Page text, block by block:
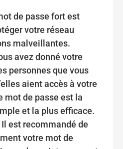
de passe fort est
votre réseau
malveillantes.
avez donné votre
personnes que vous
aient accès à votre
mot de passe est la
et la plus efficace.
Il est recommandé de
votre mot de